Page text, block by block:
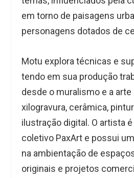
em torno de paisagens
personagens dotados de
Motu explora técnicas e
tendo em sua produção
desde o muralismo e a arte
xilogravura, cerâmica,
ilustração digital. O artista
coletivo PaxArt e possui
na ambientação de
originais e projetos